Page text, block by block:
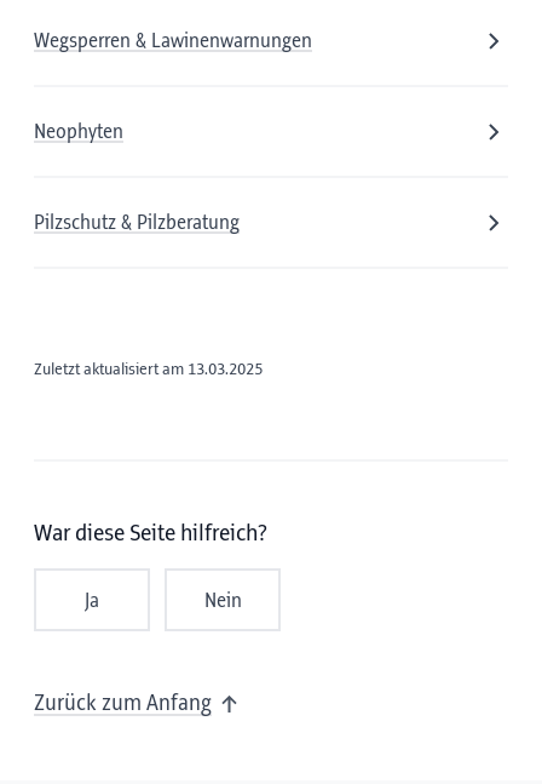
Wegsperren & Lawinenwarnungen
Neophyten
Pilzschutz & Pilzberatung
Zuletzt aktualisiert am 13.03.2025
War diese Seite hilfreich?
Ja Nein
Zurück zum Anfang